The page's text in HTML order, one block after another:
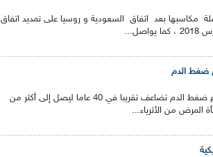
مكاسبها بعد اتفاق السعودية و روسيا على تمديد اتفاق
ضغط الدم
أكد علماء إن عدد الذين يعانون من ارتفاع ضغط الدم تضاعف تقريبا في 40 عاما ليصل إلى أكثر من